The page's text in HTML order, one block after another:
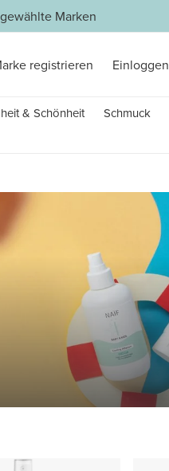
Marken
registrieren Einloggen
& Schönheit Schmuck